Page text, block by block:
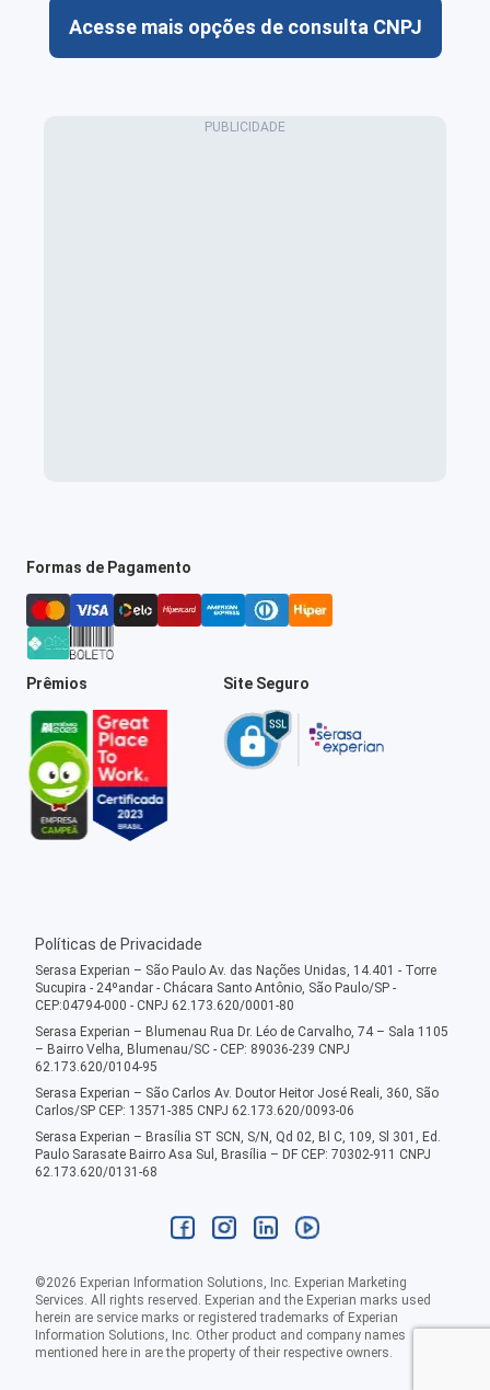
Acesse mais opções de consulta CNPJ
Formas de Pagamento
Prêmios Site Seguro
Políticas de Privacidade
Serasa Experian – São Paulo Av. das Nações Unidas, 14.401 - Torre
Sucupira - 24ºandar - Chácara Santo Antônio, São Paulo/SP -
CEP:04794-000 - CNPJ 62.173.620/0001-80
Serasa Experian – Blumenau Rua Dr. Léo de Carvalho, 74 – Sala 1105
– Bairro Velha, Blumenau/SC - CEP: 89036-239 CNPJ
62.173.620/0104-95
Serasa Experian – São Carlos Av. Doutor Heitor José Reali, 360, São
Carlos/SP CEP: 13571-385 CNPJ 62.173.620/0093-06
Serasa Experian – Brasília ST SCN, S/N, Qd 02, Bl C, 109, Sl 301, Ed.
Paulo Sarasate Bairro Asa Sul, Brasília – DF CEP: 70302-911 CNPJ
62.173.620/0131-68
©2026 Experian Information Solutions, Inc. Experian Marketing
Services. All rights reserved. Experian and the Experian marks used
herein are service marks or registered trademarks of Experian
Information Solutions, Inc. Other product and company names
mentioned here in are the property of their respective owners.